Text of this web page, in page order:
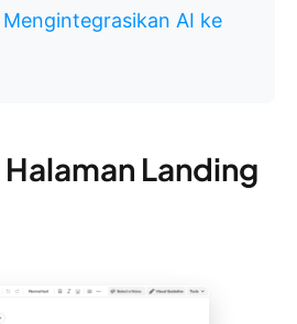
Mengintegrasikan AI ke
Landing